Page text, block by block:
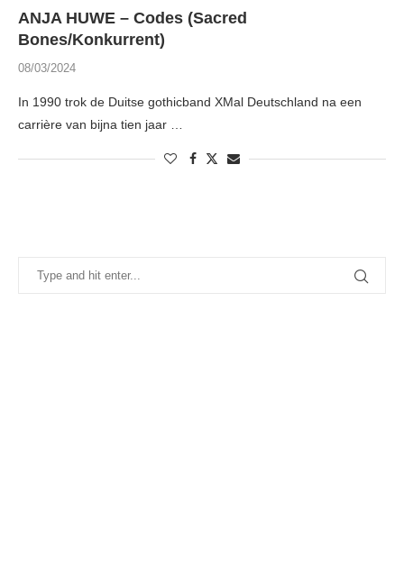
ANJA HUWE – Codes (Sacred
Bones/Konkurrent)
08/03/2024
In 1990 trok de Duitse gothicband XMal Deutschland na een
carrière van bijna tien jaar …